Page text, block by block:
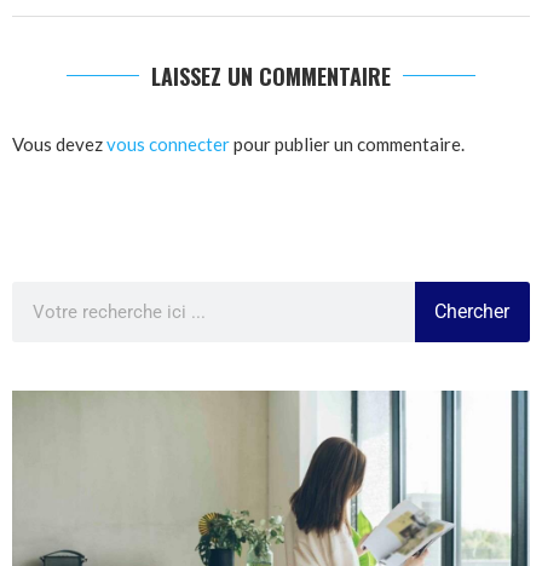
LAISSEZ UN COMMENTAIRE
Vous devezvous connecterpour publier un commentaire.
Chercher